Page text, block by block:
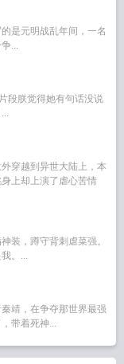
是元明战乱年间，一名
...
段朕觉得她有句话没说
穿越到异世大陆上，本
上却上演了虐心苦情
装，蹲守背刺虐菜强。
。...
靖，在争夺那世界最强
带着死神...